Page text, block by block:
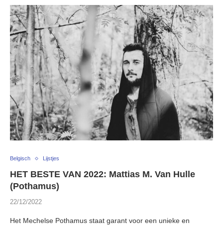
Belgisch Lijstjes
HET BESTE VAN 2022: Mattias M. Van Hulle
(Pothamus)
22/12/2022
Het Mechelse Pothamus staat garant voor een unieke en